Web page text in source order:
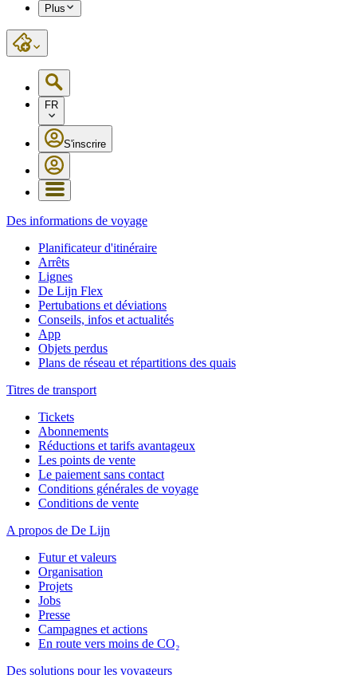
Plus
FR
S'inscrire
Des informations de voyage
Planificateur d'itinéraire
Arrêts
Lignes
De Lijn Flex
Pertubations et déviations
Conseils, infos et actualités
App
Objets perdus
Plans de réseau et répartitions des quais
Titres de transport
Tickets
Abonnements
Réductions et tarifs avantageux
Les points de vente
Le paiement sans contact
Conditions générales de voyage
Conditions de vente
A propos de De Lijn
Futur et valeurs
Organisation
Projets
Jobs
Presse
Campagnes et actions
En route vers moins de CO₂
Des solutions pour les voyageurs